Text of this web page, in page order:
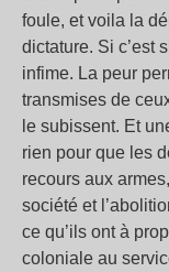
foule, et voila la
dictature. Si c’est
infime. La peur
transmises de
le subissent. Et
rien pour que les
recours aux
société et
ce qu’ils ont à
coloniale au